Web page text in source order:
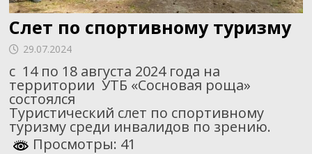
Слет по спортивному туризму
29.07.2024
с 14 по 18 августа 2024 года на
территории УТБ «Сосновая роща»
состоялся
Туристический слет по спортивному
туризму среди инвалидов по зрению.
Просмотры: 41